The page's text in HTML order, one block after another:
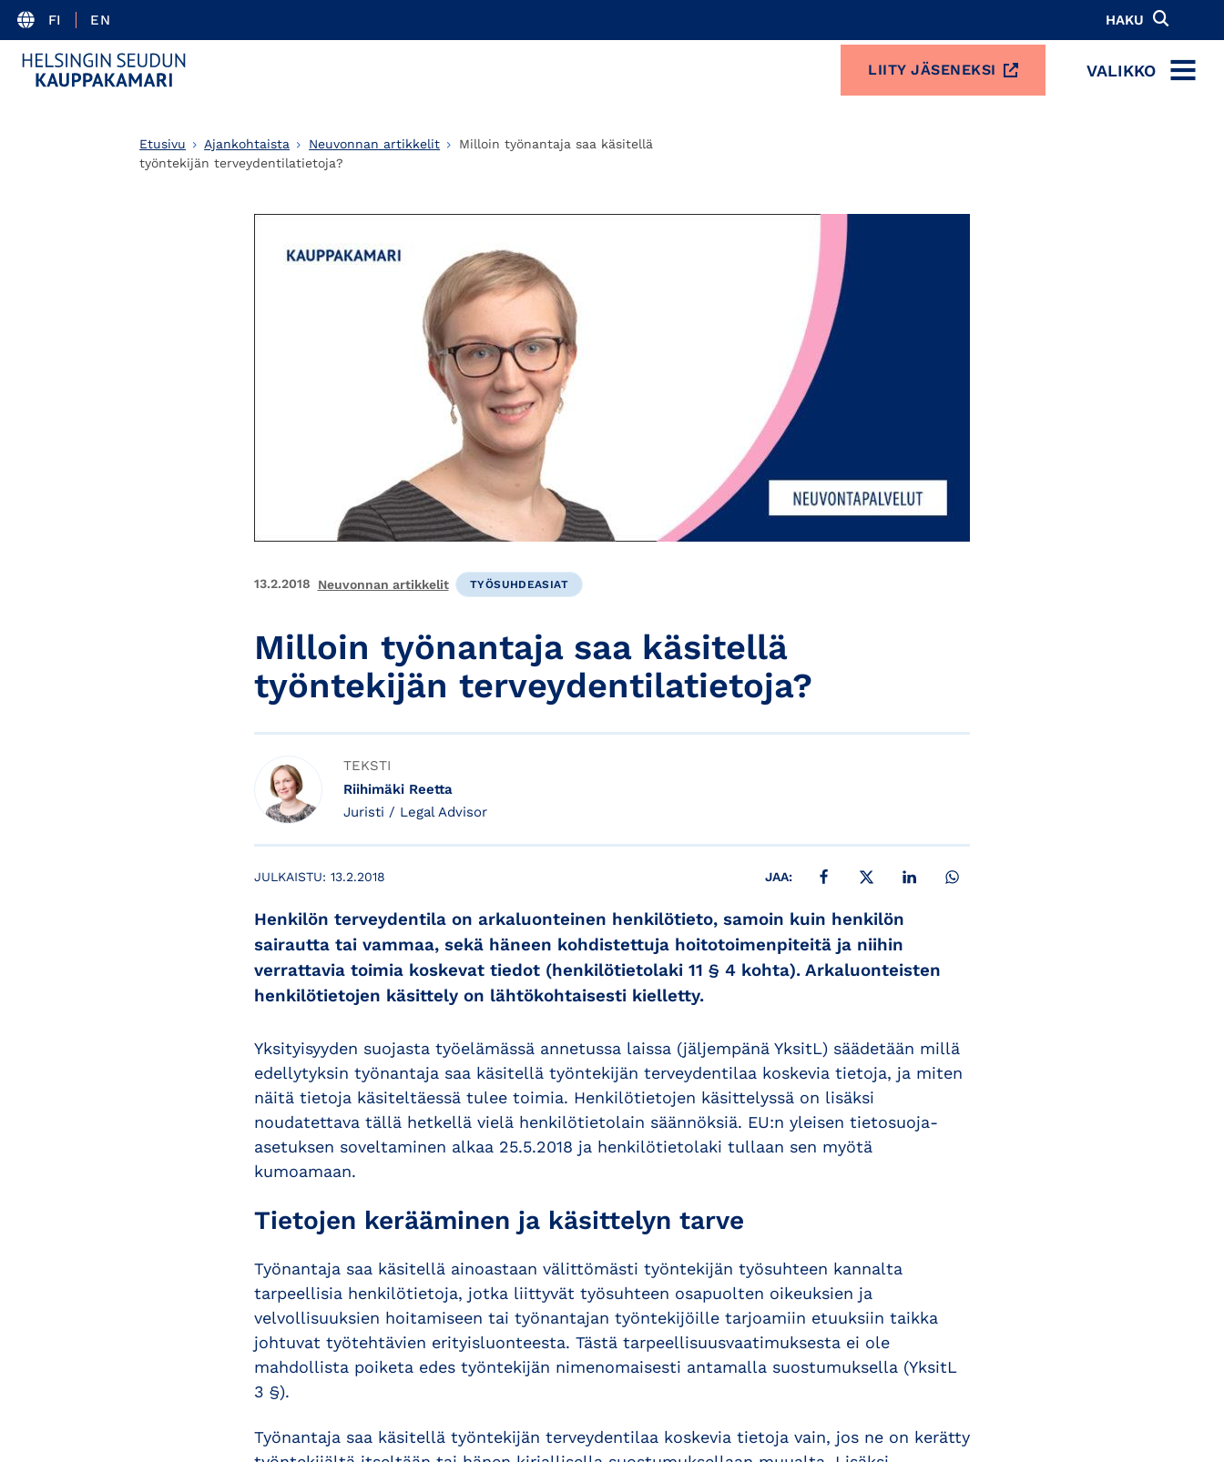
FI EN HAKU
LIITY JÄSENEKSI VALIKKO
MENU
Etusivu Ajankohtaista Neuvonnan artikkelit
Milloin työnantaja saa käsitellä
työntekijän terveydentilatietoja?
13.2.2018 Neuvonnan artikkelit TYÖSUHDEASIAT
Milloin työnantaja saa käsitellä
työntekijän terveydentilatietoja?
TEKSTI
Riihimäki Reetta
Juristi / Legal Advisor
JULKAISTU: 13.2.2018 JAA: JAA FACEBOOKISSA
JAA X:SSÄ JAA LINKEDINISSÄ
Henkilön terveydentila on arkaluonteinen henkilötieto, samoin kuin henkilön
sairautta tai vammaa, sekä häneen kohdistettuja hoitotoimenpiteitä ja niihin
verrattavia toimia koskevat tiedot (henkilötietolaki 11 § 4 kohta). Arkaluonteisten
henkilötietojen käsittely on lähtökohtaisesti kielletty.
Yksityisyyden suojasta työelämässä annetussa laissa (jäljempänä YksitL) säädetään millä
edellytyksin työnantaja saa käsitellä työntekijän terveydentilaa koskevia tietoja, ja miten
näitä tietoja käsiteltäessä tulee toimia. Henkilötietojen käsittelyssä on lisäksi
noudatettava tällä hetkellä vielä henkilötietolain säännöksiä. EU:n yleisen tietosuoja-
asetuksen soveltaminen alkaa 25.5.2018 ja henkilötietolaki tullaan sen myötä
kumoamaan.
Tietojen kerääminen ja käsittelyn tarve
Työnantaja saa käsitellä ainoastaan välittömästi työntekijän työsuhteen kannalta
tarpeellisia henkilötietoja, jotka liittyvät työsuhteen osapuolten oikeuksien ja
velvollisuuksien hoitamiseen tai työnantajan työntekijöille tarjoamiin etuuksiin taikka
johtuvat työtehtävien erityisluonteesta. Tästä tarpeellisuusvaatimuksesta ei ole
mahdollista poiketa edes työntekijän nimenomaisesti antamalla suostumuksella (YksitL
3 §).
Työnantaja saa käsitellä työntekijän terveydentilaa koskevia tietoja vain, jos ne on kerätty